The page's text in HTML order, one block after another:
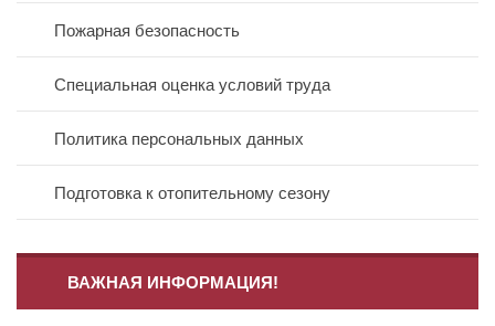
Пожарная безопасность
Специальная оценка условий труда
Политика персональных данных
Подготовка к отопительному сезону
ВАЖНАЯ ИНФОРМАЦИЯ!